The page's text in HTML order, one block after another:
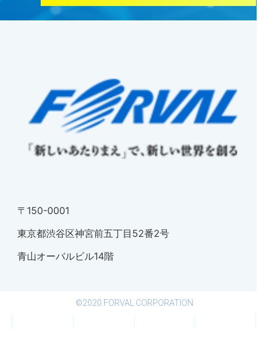
〒150-0001
東京都渋谷区神宮前五丁目52番2号
青山オーバルビル14階
©2020 FORVAL CORPORATION